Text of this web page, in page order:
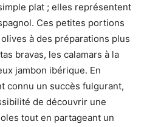
plat ; elles représentent
Ces petites portions
à des préparations plus
bravas, les calamars à la
jambon ibérique. En
connu un succès fulgurant,
de découvrir une
tout en partageant un